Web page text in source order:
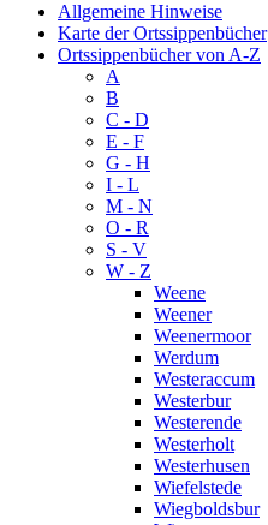
Allgemeine Hinweise
Karte der Ortssippenbücher
Ortssippenbücher von A-Z
A
B
C - D
E - F
G - H
I - L
M - N
O - R
S - V
W - Z
Weene
Weener
Weenermoor
Werdum
Westeraccum
Westerbur
Westerende
Westerholt
Westerhusen
Wiefelstede
Wiegboldsbur